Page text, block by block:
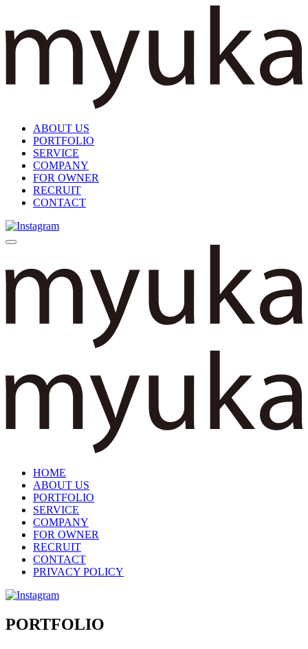
ABOUT US
PORTFOLIO
SERVICE
COMPANY
FOR OWNER
RECRUIT
CONTACT
HOME
ABOUT US
PORTFOLIO
SERVICE
COMPANY
FOR OWNER
RECRUIT
CONTACT
PRIVACY POLICY
PORTFOLIO